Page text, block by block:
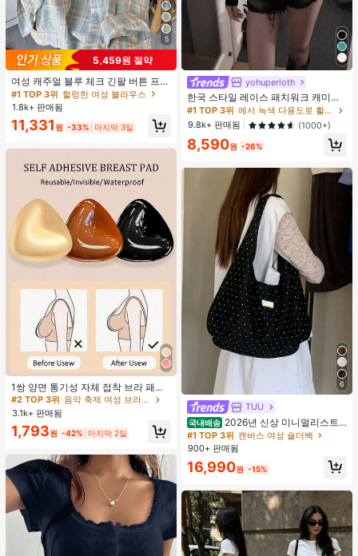
5
5,459원 절약
여성 캐주얼 블루 체크 긴팔 버튼 프론
트 폴리에스터 셔츠, 레귤러 핏, 봄 의
류, 편안한 스타일
#1 TOP 3위 헐렁한 여성 블라우스
1.8k+ 판매됨
11,331 원 -33% 마지막 3일
1쌍 양면 통기성 자체 접착 브라 패드,
두꺼워진 삼각형 푸쉬업 디자인, 재사
용 가능, 보이지 않는 비키니 브라 삽
입물, 수영에 적합
#2 TOP 3위
음악 축제 여성 브라 액세서리
거의 매진!
#2 TOP 3위
음악 축제 여성 브라 액세서리
거의 매진!
#2 TOP 3위
음악 축제 여성 브라 액세서리
거의 매진!
#2 TOP 3위
3.1k+ 판매됨
1,793원 -42% 마지막 2일
yohuperloth
한국 스타일 레이스 패치워크 캐미솔
탱크 탑, Y2K 에스테틱, 스트리트웨어
캐주얼 여름
#1 TOP 3위
에서 녹색 다용도로 활용 가능한 데일리 탑
9.8k+ 판매됨
(1000+)
8,590원 -26%
6
TUU
국내배송 2026년 신상 미니멀리스트
도트 캔버스 토트백, 대용량 캐주얼 다
용도 통근 숄더 핸드백
#1 TOP 3위 캔버스 여성 숄더백
900+ 판매됨
16,990원 -15%